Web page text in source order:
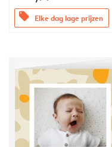
offers Elke dag lage prijzen